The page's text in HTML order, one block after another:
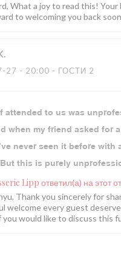
What a joy to read this!
to welcoming you back
27 - 20:00 - ГОСТИ 2
attended to us was
when my friend asked for a
never seen it before
this is purely
Lipp ответил(а) на этот
Thank you sincerely for
welcome every guest
would like to discuss this